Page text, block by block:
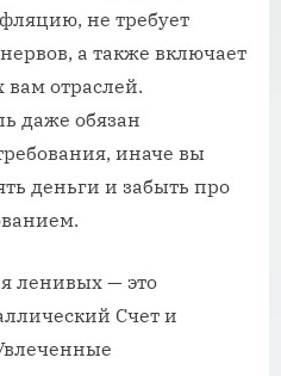
не требует
а также включает
отраслей.
даже обязан
иначе вы
деньги и забыть про
ленивых — это
Счет и